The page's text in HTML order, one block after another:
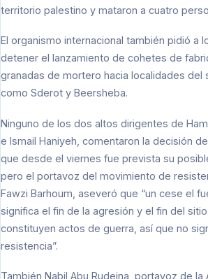
territorio palestino y mataron a cuatro
El organismo internacional también pidió a
detener el lanzamiento de cohetes de
granadas de mortero hacia localidades del
como Sderot y Beersheba.
Ninguno de los dos altos dirigentes de
e Ismail Haniyeh, comentaron la decisión
que desde el viernes fue prevista su
pero el portavoz del movimiento de
Fawzi Barhoum, aseveró que “un cese el
significa el fin de la agresión y el fin del
constituyen actos de guerra, así que no
resistencia”.
También Nabil Abu Rudeina, portavoz de la